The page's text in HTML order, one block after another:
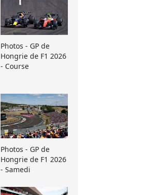
Photos - GP de
Hongrie de F1 2026
- Course
Photos - GP de
Hongrie de F1 2026
- Samedi